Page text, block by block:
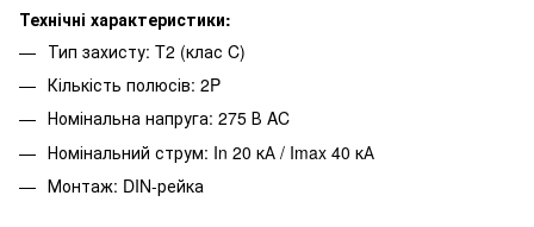
Технічні характеристики:
Тип захисту: T2 (клас C)
Кількість полюсів: 2P
Номінальна напруга: 275 В AC
Номінальний струм: In 20 кА / Imax 40 кА
Монтаж: DIN-рейка